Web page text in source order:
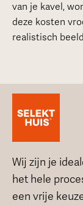
van je kavel,
deze kosten
realistisch
Wij zijn je
het hele
een vrije